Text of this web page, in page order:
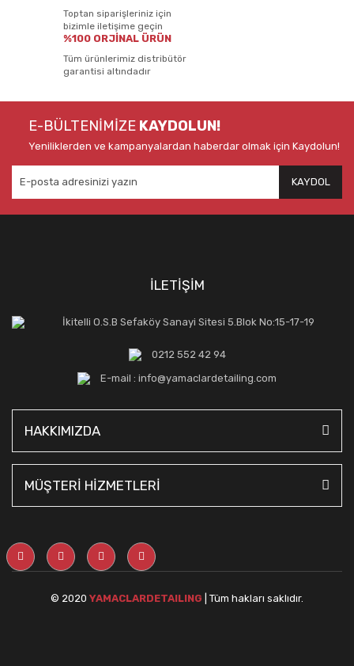
Toptan siparişleriniz için
bizimle iletişime geçin
%100 ORJİNAL ÜRÜN
Tüm ürünlerimiz distribütör
garantisi altındadır
E-BÜLTENİMİZE KAYDOLUN!
Yeniliklerden ve kampanyalardan haberdar olmak için Kaydolun!
KAYDOL
İLETİŞİM
İkitelli O.S.B Sefaköy Sanayi Sitesi 5.Blok No:15-17-19
0212 552 42 94
E-mail : info@yamaclardetailing.com
HAKKIMIZDA
MÜŞTERİ HİZMETLERİ
© 2020 YAMACLARDETAILING | Tüm hakları saklıdır.